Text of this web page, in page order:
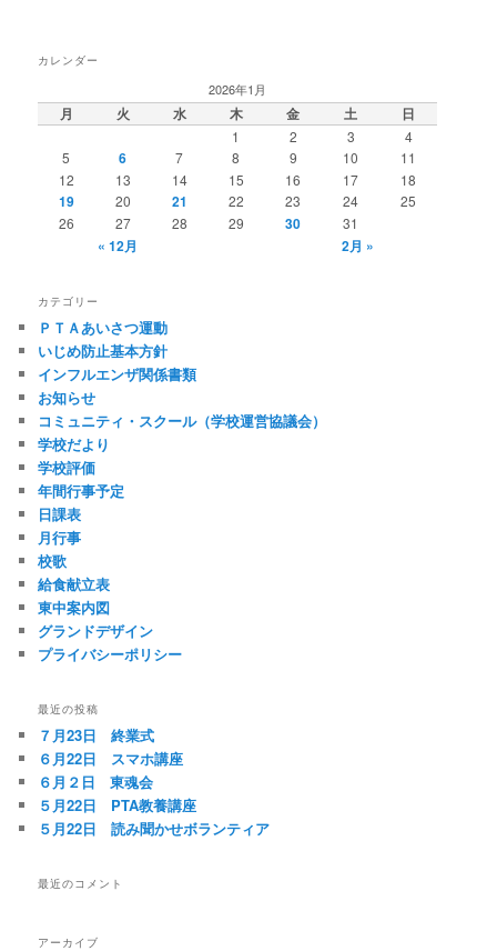
カレンダー
2026年1月
月 火 水 木 金 土 日
1 2 3
4
5
6 7 8 9 10
11
12
13 14 15 16 17 18
19 20 21 22 23 24
25
26
27 28 29 30 31
« 12月 2月 »
カテゴリー
ＰＴＡあいさつ運動
いじめ防止基本方針
インフルエンザ関係書類
お知らせ
コミュニティ・スクール（学校運営協議会）
学校だより
学校評価
年間行事予定
日課表
月行事
校歌
給食献立表
東中案内図
グランドデザイン
プライバシーポリシー
最近の投稿
７月23日 終業式
６月22日 スマホ講座
６月２日 東魂会
５月22日 PTA教養講座
５月22日 読み聞かせボランティア
最近のコメント
アーカイブ